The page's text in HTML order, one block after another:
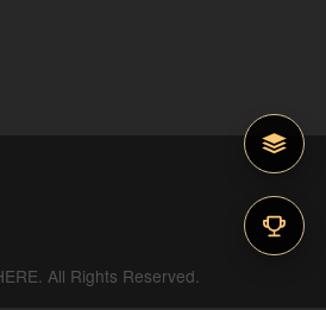
All Rights Reserved.